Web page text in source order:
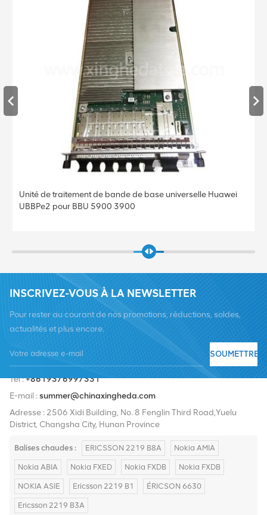
Unité de traitement de bande de base universelle Huawei
UBBPe4 pour BBU 5900 3900
INSCRIVEZ-VOUS À LA NEWSLETTER
Pour rester au courant de nos promotions, réductions, soldes,
actualités et plus encore.
SOUMETTRE
Tél :+8619376997331
E-mail :summer@chinaxingheda.com
Adresse : 2506 Xidi Building, No. 8 Fenglin Third Road,Yuelu
District, Changsha City, Hunan Province
Balises chaudes : ERICSSON 2219 B8A Nokia AMIA
Nokia ABIA Nokia FXED Nokia FXDB Nokia FXDB
NOKIA ASIE Ericsson 2219 B1 ÉRICSON 6630
Ericsson 2219 B3A